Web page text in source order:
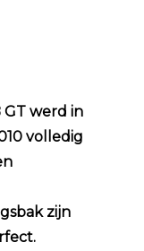
GT werd in
volledig
zijn